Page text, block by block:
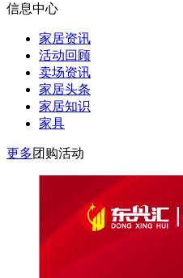
信息中心
家居资讯
活动回顾
卖场资讯
家居头条
家居知识
家具
更多团购活动